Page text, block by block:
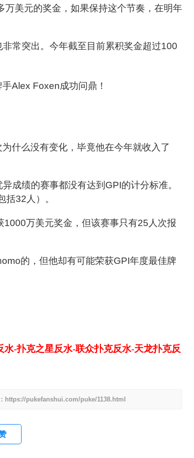
美元的奖金，如果保持这个节奏，在明年
常突出。今年截至目前累积奖金超过100
什么没有变化，毕竟他在今年就收入了
成绩的赛事都没有达到GPI的计分标准。
32人）。
万美元奖金，但该赛事只有25人次报
的，但他却有可能荣获GPI年度最佳牌
-扑克之星反水-联众扑克反水-天龙扑克反
https://pukefanshui.com/puke/1138.html